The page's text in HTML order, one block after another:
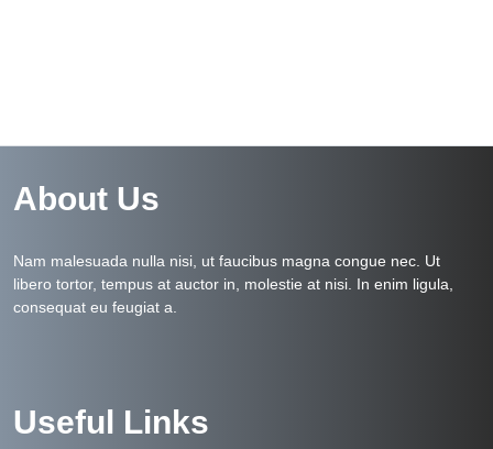
About Us
Nam malesuada nulla nisi, ut faucibus magna congue nec. Ut
libero tortor, tempus at auctor in, molestie at nisi. In enim ligula,
consequat eu feugiat a.
Useful Links